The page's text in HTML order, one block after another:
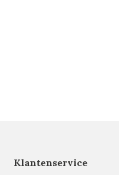
Klantenservice